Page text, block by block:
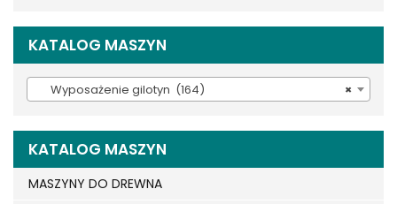
KATALOG MASZYN
×
Wyposażenie gilotyn (164)
KATALOG MASZYN
MASZYNY DO DREWNA